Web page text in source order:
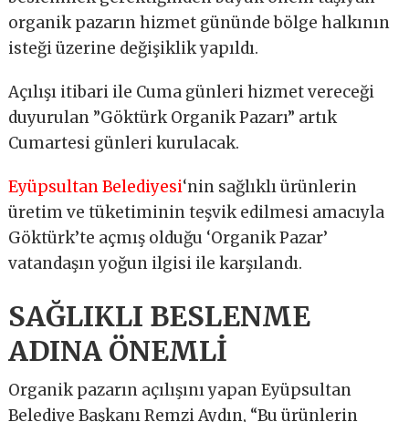
organik pazarın hizmet gününde bölge halkının
isteği üzerine değişiklik yapıldı.
Açılışı itibari ile Cuma günleri hizmet vereceği
duyurulan ”Göktürk Organik Pazarı” artık
Cumartesi günleri kurulacak.
Eyüpsultan Belediyesi‘nin sağlıklı ürünlerin
üretim ve tüketiminin teşvik edilmesi amacıyla
Göktürk’te açmış olduğu ‘Organik Pazar’
vatandaşın yoğun ilgisi ile karşılandı.
SAĞLIKLI BESLENME
ADINA ÖNEMLİ
Organik pazarın açılışını yapan Eyüpsultan
Belediye Başkanı Remzi Aydın, “Bu ürünlerin